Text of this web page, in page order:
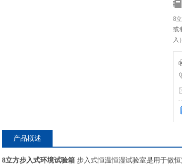
8
或
入
温
产品概述
8立方步入式环境试验箱 步入式恒温恒湿试验室是用于做